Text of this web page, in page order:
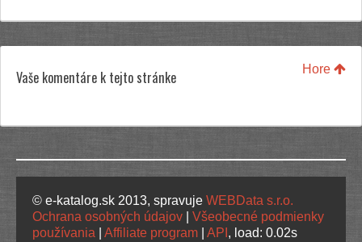
Hore
Vaše komentáre k tejto stránke
© e-katalog.sk 2013, spravuje WEBData s.r.o.
Ochrana osobných údajov
Všeobecné podmienky
používania
Affiliate program API , load: 0.02s